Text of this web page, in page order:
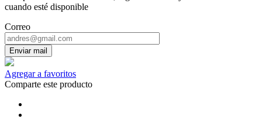
cuando esté disponible
Correo
Enviar mail
Agregar a favoritos
Comparte este producto